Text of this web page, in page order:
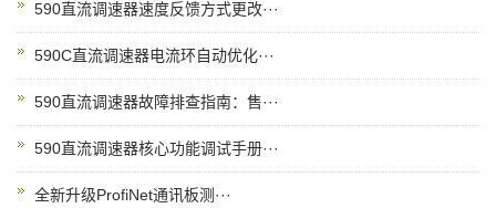
590直流调速器速度反馈方式更改···
590C直流调速器电流环自动优化···
590直流调速器故障排查指南：售···
590直流调速器核心功能调试手册···
全新升级ProfiNet通讯板测···